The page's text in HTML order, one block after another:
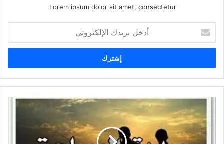
Lorem ipsum dolor sit amet, consectetur.
بريدك
الإلكتروني